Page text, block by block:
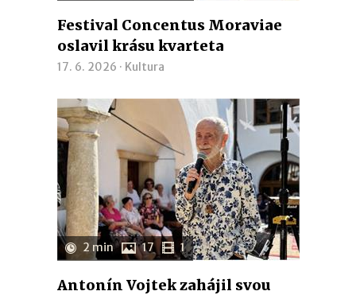
Festival Concentus Moraviae
oslavil krásu kvarteta
17. 6. 2026 · Kultura
2 min 17 1
Antonín Vojtek zahájil svou